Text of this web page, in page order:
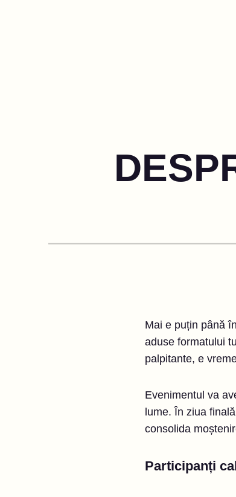
Mai e puțin până
aduse formatului
palpitante, e
Evenimentul va
lume. În ziua
consolida
Participanți